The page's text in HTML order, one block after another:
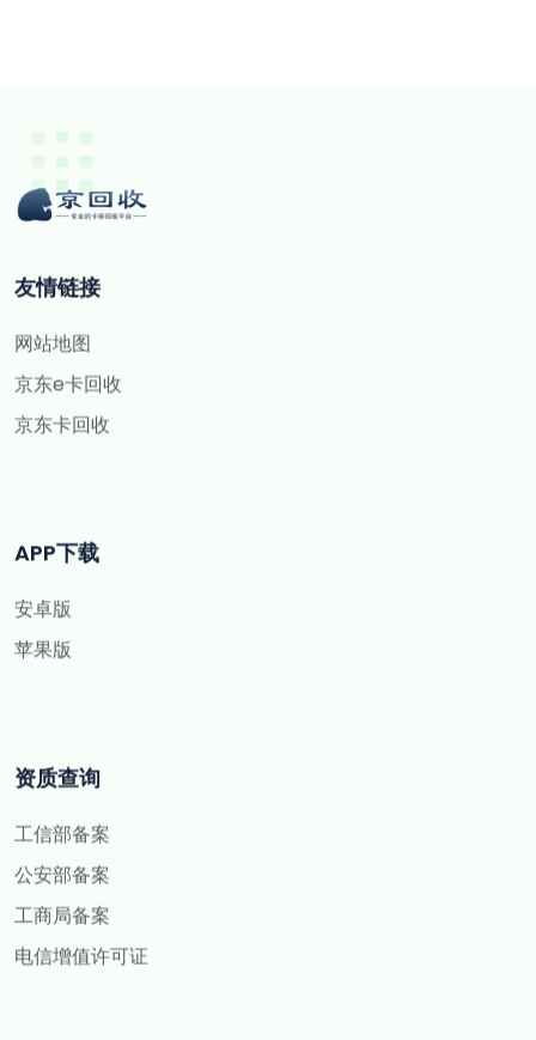
友情链接
网站地图
京东e卡回收
京东卡回收
APP下载
安卓版
苹果版
资质查询
工信部备案
公安部备案
工商局备案
电信增值许可证